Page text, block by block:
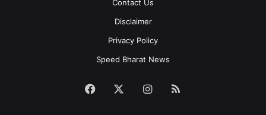
Contact Us
Disclaimer
Privacy Policy
Speed Bharat News
Facebook Instagram
RSS